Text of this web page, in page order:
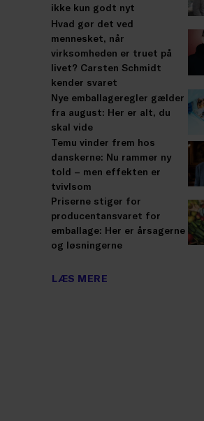
ikke kun godt nyt
Hvad gør det ved
mennesket, når
virksomheden er truet på
livet? Carsten Schmidt
kender svaret
Nye emballageregler gælder
fra august: Her er alt, du
skal vide
Temu vinder frem hos
danskerne: Nu rammer ny
told – men effekten er
tvivlsom
Priserne stiger for
producentansvaret for
emballage: Her er årsagerne
og løsningerne
LÆS MERE